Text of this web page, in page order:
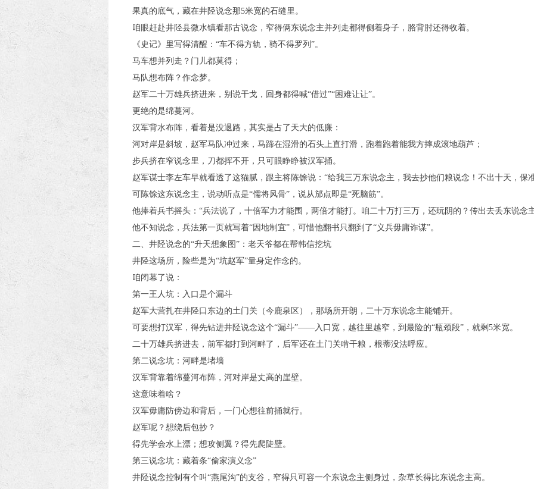
果真的底气，藏在井陉说念那5米宽的石缝里。
咱眼赶赴井陉县微水镇看那古说念，窄得俩东说念主并列走都得侧着身子，胳背肘还得收着。
《史记》里写得清醒：“车不得方轨，骑不得罗列”。
马车想并列走？门儿都莫得；
马队想布阵？作念梦。
赵军二十万雄兵挤进来，别说干戈，回身都得喊“借过”“困难让让”。
更绝的是绵蔓河。
汉军背水布阵，看着是没退路，其实是占了天大的低廉：
河对岸是斜坡，赵军马队冲过来，马蹄在湿滑的石头上直打滑，跑着跑着能我方摔成滚地葫芦；
步兵挤在窄说念里，刀都挥不开，只可眼睁睁被汉军捅。
赵军谋士李左车早就看透了这猫腻，跟主将陈馀说：“给我三万东说念主，我去抄他们粮说念！不出十天，保
可陈馀这东说念主，说动听点是“儒将风骨”，说从邡点即是“死脑筋”。
他捧着兵书摇头：“兵法说了，十倍军力才能围，两倍才能打。咱二十万打三万，还玩阴的？传出去丢东说念
他不知说念，兵法第一页就写着“因地制宜”，可惜他翻书只翻到了“义兵毋庸诈谋”。
二、井陉说念的“升天想象图”：老天爷都在帮韩信挖坑
井陉这场所，险些是为“坑赵军”量身定作念的。
咱闭幕了说：
第一王人坑：入口是个漏斗
赵军大营扎在井陉口东边的土门关（今鹿泉区），那场所开朗，二十万东说念主能铺开。
可要想打汉军，得先钻进井陉说念这个“漏斗”——入口宽，越往里越窄，到最险的“瓶颈段”，就剩5米宽。
二十万雄兵挤进去，前军都打到河畔了，后军还在土门关啃干粮，根蒂没法呼应。
第二说念坑：河畔是堵墙
汉军背靠着绵蔓河布阵，河对岸是丈高的崖壁。
这意味着啥？
汉军毋庸防傍边和背后，一门心想往前捅就行。
赵军呢？想绕后包抄？
得先学会水上漂；想攻侧翼？得先爬陡壁。
第三说念坑：藏着条“偷家演义念”
井陉说念控制有个叫“燕尾沟”的支谷，窄得只可容一个东说念主侧身过，杂草长得比东说念主高。